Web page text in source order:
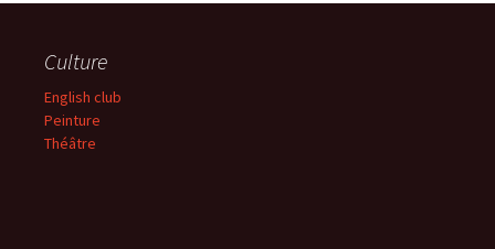
Culture
English club
Peinture
Théâtre